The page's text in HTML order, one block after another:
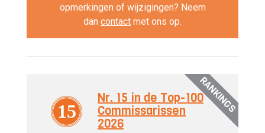
opmerkingen of wijzigingen? Neem
dan contact met ons op.
RANKINGS
15
Nr. 15 in de Top-100
Commissarissen
2026